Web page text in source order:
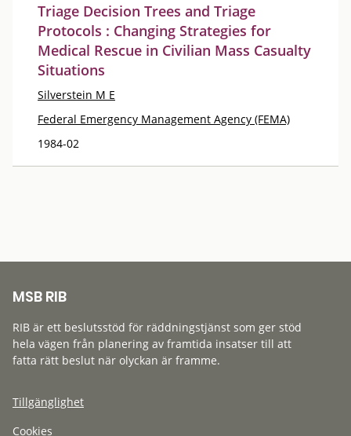
Triage Decision Trees and Triage
Protocols : Changing Strategies for
Medical Rescue in Civilian Mass Casualty
Situations
Silverstein M E
Federal Emergency Management Agency (FEMA)
1984-02
MSB RIB
RIB är ett beslutsstöd för räddningstjänst som ger stöd
hela vägen från planering av framtida insatser till att
fatta rätt beslut när olyckan är framme.
Tillgänglighet
Cookies